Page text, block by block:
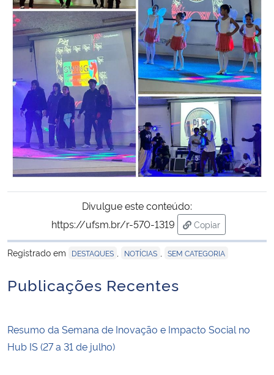
Divulgue este conteúdo:
https://ufsm.br/r-570-1319
Copiar
para área de
Registrado em
DESTAQUES NOTÍCIAS SEM CATEGORIA
Publicações Recentes
Resumo da Semana de Inovação e Impacto Social no
Hub IS (27 a 31 de julho)